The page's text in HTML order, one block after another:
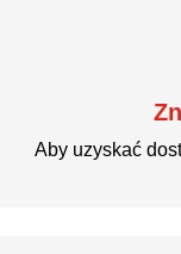
Aby uzyskać